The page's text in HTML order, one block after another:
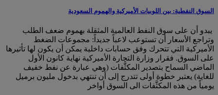
السوق النفطية: بين اللوبيات الأميركية والهموم السعودية
يبدو أن على سوق النفط العالمية المثقلة بهموم ضعف الطلب
وتراجع الأسعار أن تستوعب لاعباً جديداً: مجموعات الضغط
الأميركية التي تتحرك وفق حسابات داخلية يمكن أن يكون لها تأثيرها
على السوق. فقرار وزارة التجارة الأميركية نهاية كانون الأول
الماضي السماح بتصدير المكثَّفات (وهي عبارة عن نفط خفيف
للغاية) يعتبر خطوة أولى تتدرج إلى أن تنتهي بدخول مليون برميل
يومياً من هذه المكثَّفات الى السوق أواخر